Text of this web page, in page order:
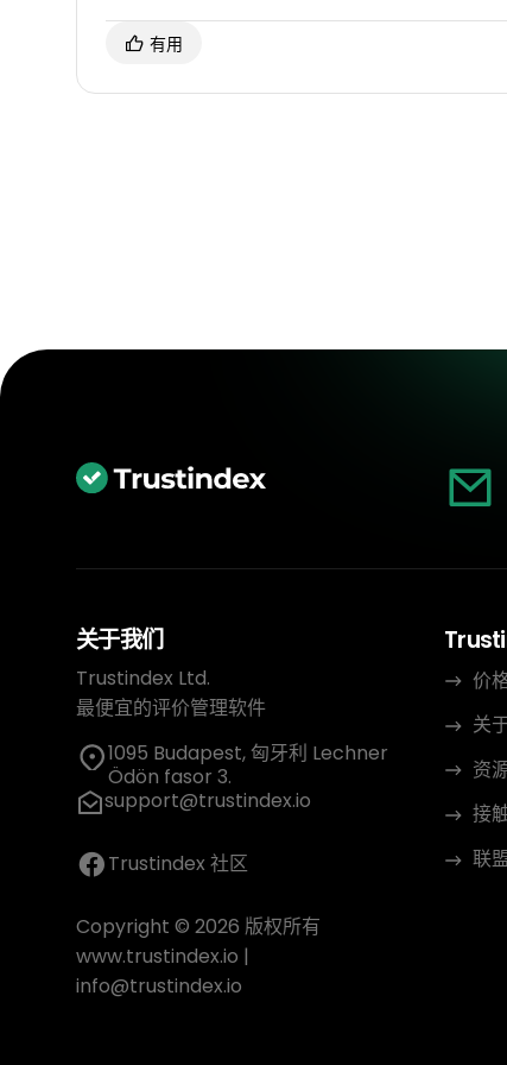
有用
关于我们
Trustindex Ltd.
最便宜的评价管理软件
1095 Budapest, 匈牙利 Lechner
Ödön fasor 3.
support@trustindex.io
Trustindex 社区
Copyright © 2026 版权所有
www.trustindex.io |
info@trustindex.io
价
关
资
接
联